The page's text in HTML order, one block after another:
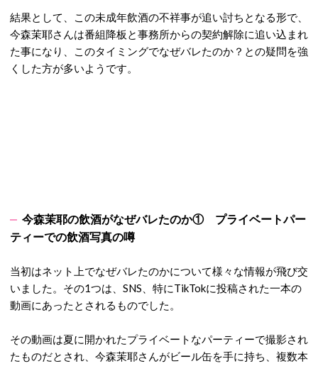
結果として、この未成年飲酒の不祥事が追い討ちとなる形で、
今森茉耶さんは番組降板と事務所からの契約解除に追い込まれ
た事になり、このタイミングでなぜバレたのか？との疑問を強
くした方が多いようです。
今森茉耶の飲酒がなぜバレたのか① プライベートパー
ティーでの飲酒写真の噂
当初はネット上でなぜバレたのかについて様々な情報が飛び交
いました。その1つは 、SNS、特にTikTokに投稿された一本の
動画にあったとされるものでした。
その動画は夏に開かれたプライベートなパーティーで撮影され
たものだとされ、今森茉耶さんがビール缶を手に持ち、複数本